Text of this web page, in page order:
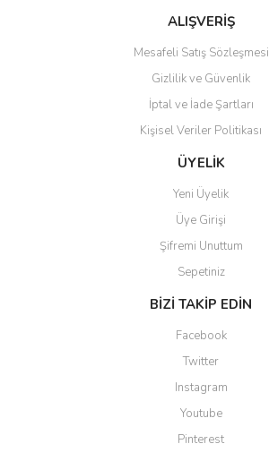
Bu ürüne benzer farklı alternatifler olmalı.
Gönder
ALIŞVERİŞ
Mesafeli Satış Sözleşmesi
Gizlilik ve Güvenlik
İptal ve İade Şartları
Kişisel Veriler Politikası
ÜYELİK
Yeni Üyelik
Üye Girişi
Şifremi Unuttum
Sepetiniz
BİZİ TAKİP EDİN
Facebook
Twitter
Instagram
Youtube
Pinterest